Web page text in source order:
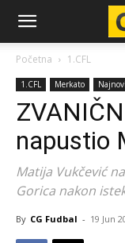
CG-
Fudbal
Početna 1.CFL
1.CFL Merkato
napustio
Matija Vukčević
Gorica nakon
By CG Fudbal - 19 Jun